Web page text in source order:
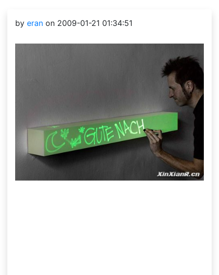
by eran on 2009-01-21 01:34:51